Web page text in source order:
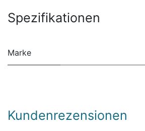
Spezifikationen
Marke
Kundenrezensionen